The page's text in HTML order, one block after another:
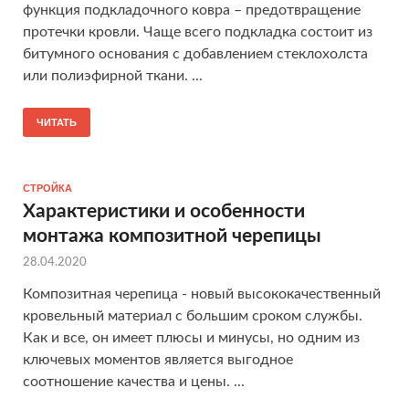
функция подкладочного ковра – предотвращение
протечки кровли. Чаще всего подкладка состоит из
битумного основания с добавлением стеклохолста
или полиэфирной ткани. ...
ЧИТАТЬ
СТРОЙКА
Характеристики и особенности
монтажа композитной черепицы
28.04.2020
Композитная черепица - новый высококачественный
кровельный материал с большим сроком службы.
Как и все, он имеет плюсы и минусы, но одним из
ключевых моментов является выгодное
соотношение качества и цены. ...